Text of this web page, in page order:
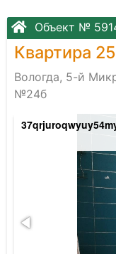
Объект №
Квартира
Вологда, 5-й
№24б